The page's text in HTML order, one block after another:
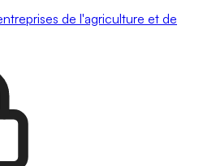
de l'agriculture et de